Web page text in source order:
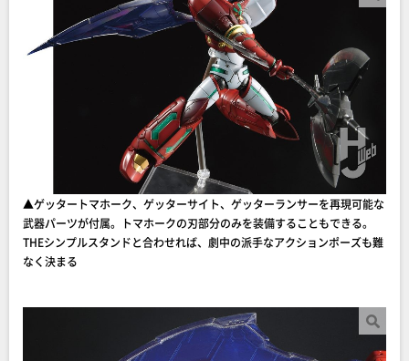
▲ゲッタートマホーク、ゲッターサイト、ゲッターランサーを再現可能な
武器パーツが付属。トマホークの刃部分のみを装備することもできる。
THEシンプルスタンドと合わせれば、劇中の派手なアクションポーズも難
なく決まる